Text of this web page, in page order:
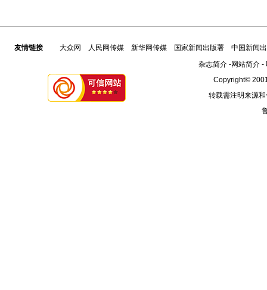
友情链接 大众网 人民网传媒 新华网传媒 国家新闻出版署
中国新闻
杂志简介-网站简介-
Copyright©
转载需注明来源